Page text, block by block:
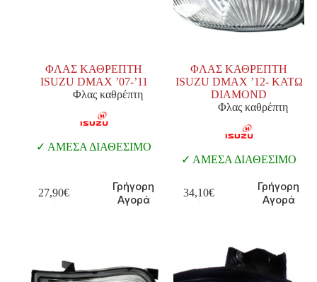
ΦΛΑΣ ΚΑΘΡΕΠΤΗ
ISUZU DMAX ’07-’11
Φλας καθρέπτη
ΑΜΕΣΑ ΔΙΑΘΕΣΙΜΟ
27,90€
Γρήγορη
Αγορά
ΦΛΑΣ ΚΑΘΡΕΠΤΗ
ISUZU DMAX ’12- ΚΑΤΩ
DIAMOND
Φλας καθρέπτη
ΑΜΕΣΑ ΔΙΑΘΕΣΙΜΟ
34,10€
Γρήγορη
Αγορά